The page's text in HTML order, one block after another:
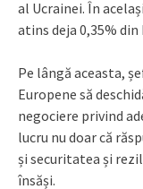
al Ucrainei. În
atins deja 0,35% din
Pe lângă aceasta,
Europene să
negociere privind
lucru nu doar că
și securitatea și
însăși.